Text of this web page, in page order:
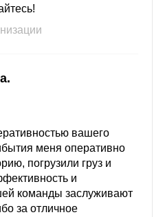
вашего
меня оперативно
погрузили груз и
и
команды заслуживают
за отличное